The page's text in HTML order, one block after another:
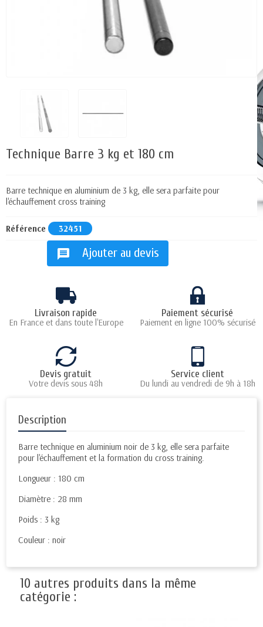
Technique Barre 3 kg et 180 cm
Barre technique en aluminium de 3 kg, elle sera parfaite pour
l'échauffement cross training
Référence 32451
message Ajouter au devis
Livraison rapide
En France et dans toute l'Europe
Paiement sécurisé
Paiement en ligne 100% sécurisé
Devis gratuit
Votre devis sous 48h
Service client
Du lundi au vendredi de 9h à 18h
Description
Barre technique en aluminium noir de 3 kg, elle sera parfaite
pour l'échauffement et la formation du cross training.
Longueur : 180 cm
Diamètre : 28 mm
Poids : 3 kg
Couleur : noir
10 autres produits dans la même
catégorie :